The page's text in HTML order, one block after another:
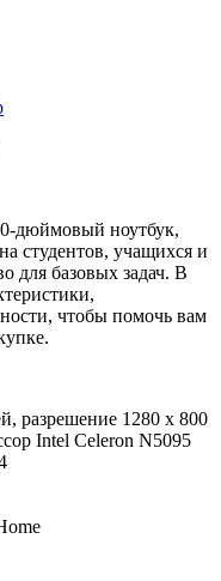
дюймовый ноутбук,
студентов, учащихся и
для базовых задач. В
чтобы помочь вам
разрешение 1280 x 800
Intel Celeron N5095